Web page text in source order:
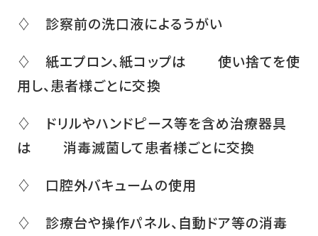
♢ 診察前の洗口液によるうがい
♢ 紙エプロン、紙コップは 使い捨てを使
用し、患者様ごとに交換
♢ ドリルやハンドピース等を含め治療器具
は 消毒滅菌して患者様ごとに交換
♢ 口腔外バキュームの使用
♢ 診療台や操作パネル、自動ドア等の消毒